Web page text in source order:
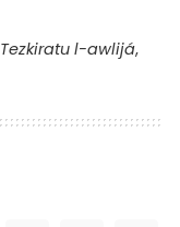
Tezkiratu l-awlijá,